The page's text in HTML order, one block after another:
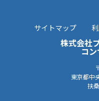
サイトマップ
株式会社
コ
東京都中
扶